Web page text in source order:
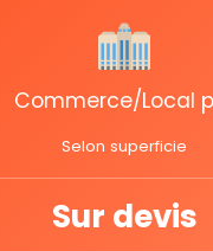
Commerce/Local
Selon superficie
Sur devis